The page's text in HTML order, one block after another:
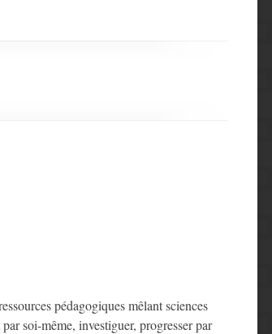
pédagogiques mêlant sciences
soi-même, investiguer, progresser par